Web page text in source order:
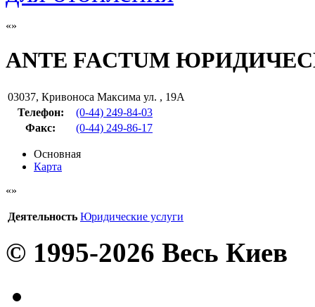
ANTE FACTUM
03037, Кривоноса Максима ул. , 19А
Телефон:
(0-44) 249-84-03
Факс: (0-44) 249-86-17
Основная
Карта
Деятельность Юридические услуги
© 1995-2026 Весь Киев